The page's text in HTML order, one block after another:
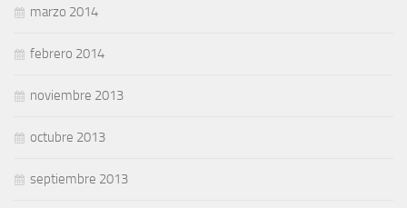
marzo 2014
febrero 2014
noviembre 2013
octubre 2013
septiembre 2013